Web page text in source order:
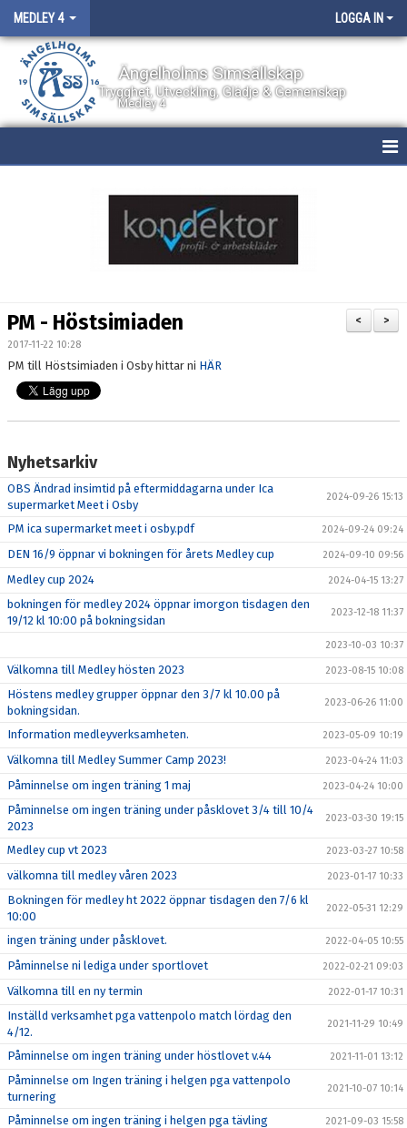
MEDLEY 4 LOGGA IN
Ängelholms Simsällskap
Trygghet, Utveckling, Glädje & Gemenskap
Medley 4
DOKUMENT
BOKNING AV PLATS
KONTAKT
>
<
PM - Höstsimiaden
2017-11-22 10:28
PM till Höstsimiaden i Osby hittar ni HÄR
Nyhetsarkiv
OBS Ändrad insimtid på eftermiddagarna under Ica
supermarket Meet i Osby
2024-09-26 15:13
PM ica supermarket meet i osby.pdf 2024-09-24 09:24
DEN 16/9 öppnar vi bokningen för årets Medley cup 2024-09-10 09:56
Medley cup 2024 2024-04-15 13:27
bokningen för medley 2024 öppnar imorgon tisdagen den
19/12 kl 10:00 på bokningsidan
2023-12-18 11:37
2023-10-03 10:37
Välkomna till Medley hösten 2023 2023-08-15 10:08
Höstens medley grupper öppnar den 3/7 kl 10.00 på
bokningsidan.
2023-06-26 11:00
Information medleyverksamheten. 2023-05-09 10:19
Välkomna till Medley Summer Camp 2023! 2023-04-24 11:03
Påminnelse om ingen träning 1 maj 2023-04-24 10:00
Påminnelse om ingen träning under påsklovet 3/4 till 10/4
2023
2023-03-30 19:15
Medley cup vt 2023 2023-03-27 10:58
välkomna till medley våren 2023 2023-01-17 10:33
Bokningen för medley ht 2022 öppnar tisdagen den 7/6 kl
10:00
2022-05-31 12:29
ingen träning under påsklovet. 2022-04-05 10:55
Påminnelse ni lediga under sportlovet 2022-02-21 09:03
Välkomna till en ny termin 2022-01-17 10:31
Inställd verksamhet pga vattenpolo match lördag den
4/12.
2021-11-29 10:49
Påminnelse om ingen träning under höstlovet v.44 2021-11-01 13:12
Påminnelse om Ingen träning i helgen pga vattenpolo
turnering
2021-10-07 10:14
Påminnelse om ingen träning i helgen pga tävling 2021-09-03 15:58